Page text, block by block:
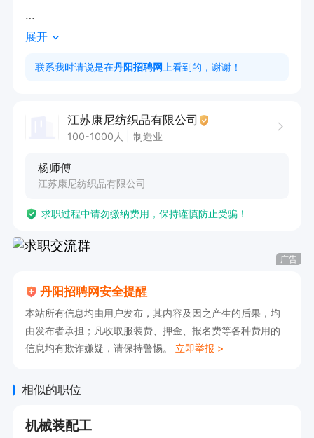
试用期2个月，交五险
有意向者直接电联 ！！！
展开
联系我时请说是在丹阳招聘网 上看到的，谢谢！
江苏康尼纺织品有限公司
100-1000人 制造业
杨师傅
江苏康尼纺织品有限公司
求职过程中请勿缴纳费用，保持谨慎防止受骗！
广告
丹阳招聘网安全提醒
本站所有信息均由用户发布，其内容及因之产生的后果，均
由发布者承担；凡收取服装费、押金、报名费等各种费用的
信息均有欺诈嫌疑，请保持警惕。 立即举报 >
相似的职位
机械装配工